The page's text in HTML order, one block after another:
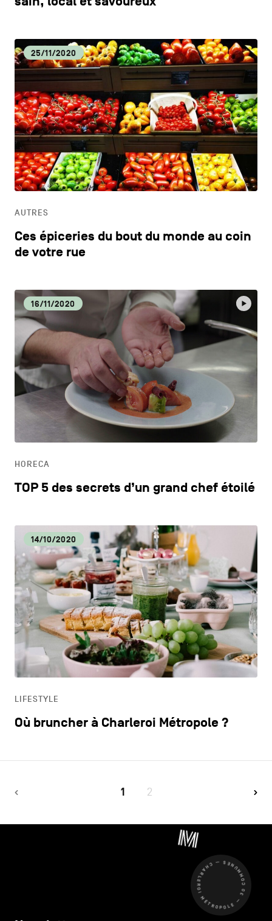
25/11/2020
AUTRES
Ces épiceries du bout du monde au coin
de votre rue
16/11/2020
HORECA
TOP 5 des secrets d’un grand chef étoilé
14/10/2020
LIFESTYLE
Où bruncher à Charleroi Métropole ?
1 2
CHARLEROI MÉTROPOLE — 30 COMMUNES —